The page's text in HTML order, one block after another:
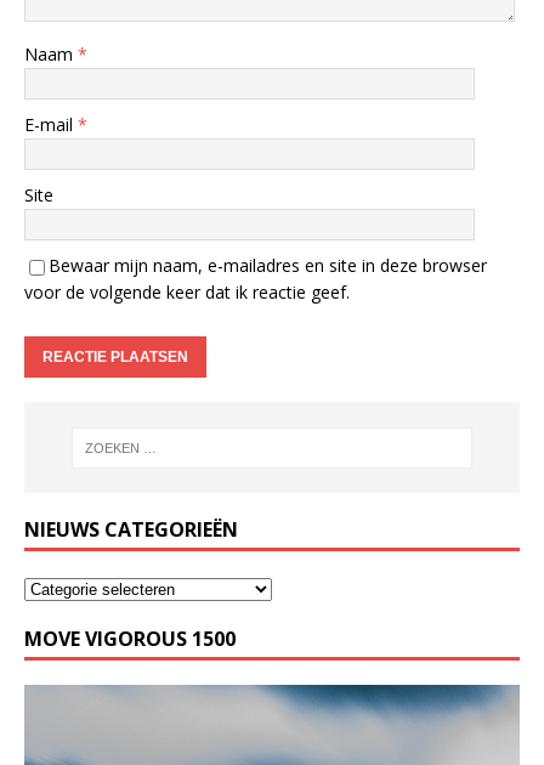
Naam *
E-mail *
Site
Bewaar mijn naam, e-mailadres en site in deze browser
voor de volgende keer dat ik reactie geef.
NIEUWS CATEGORIEËN
MOVE VIGOROUS 1500